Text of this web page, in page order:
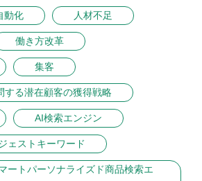
動化 人材不足
働き方改革
集客
する潜在顧客の獲得戦略
AI検索エンジン
ェストキーワード
ートパーソナライズド商品検索エ